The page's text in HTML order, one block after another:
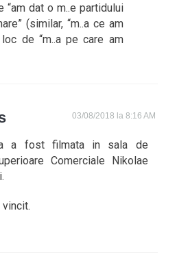
“am dat o m..e partidului
(similar, “m..a ce am
de “m..a pe care am
03/08/2018 la 8:16 AM
a fost filmata in sala de
Comerciale Nikolae